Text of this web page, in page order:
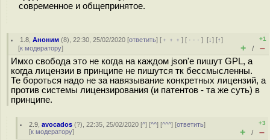
современное и общепринятое.
1.8 ,Аноним (8), 22:30, 25/02/2020 [ответить] [ ﹢﹢﹢] [ · · ·][↓] [↑]
[к модератору]
+1
+ / –
Имхо свобода это не когда на каждом json'e пишут GPL, а
когда лицензии в принципе не пишутся тк бессмысленны.
Те бороться надо не за навязывание конкретных лицензий, а
против системы лицензирования (и патентов - та же суть) в
принципе.
2.9 ,avocados (?), 22:35, 25/02/2020 [^] [^^] [^^^] [ответить]
[к модератору]
+3
+ / –